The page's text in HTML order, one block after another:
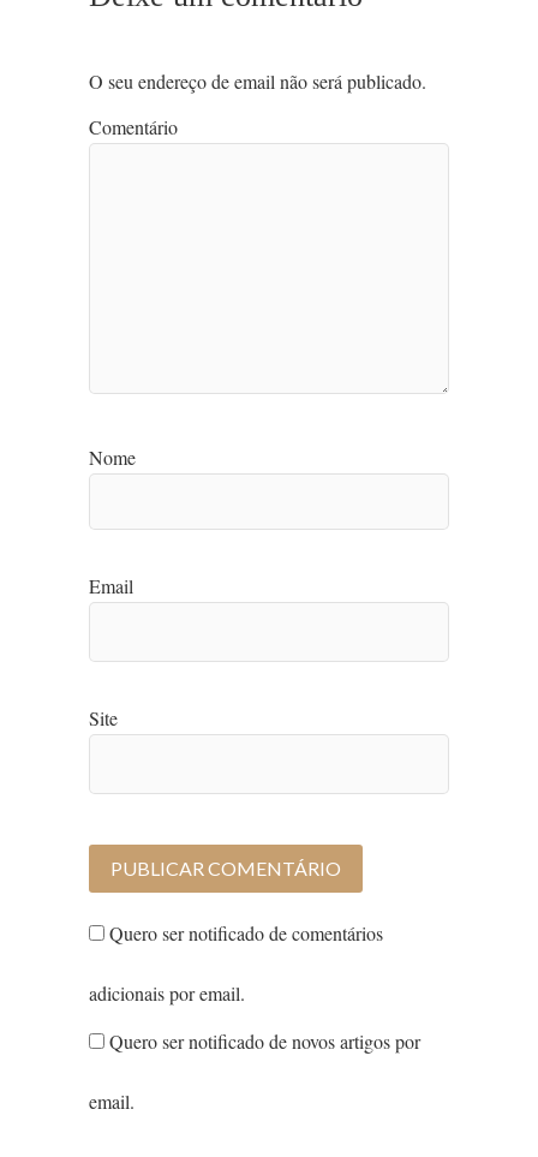
O seu endereço de email não será publicado.
Comentário
Nome
Email
Site
Quero ser notificado de comentários
adicionais por email.
Quero ser notificado de novos artigos por
email.